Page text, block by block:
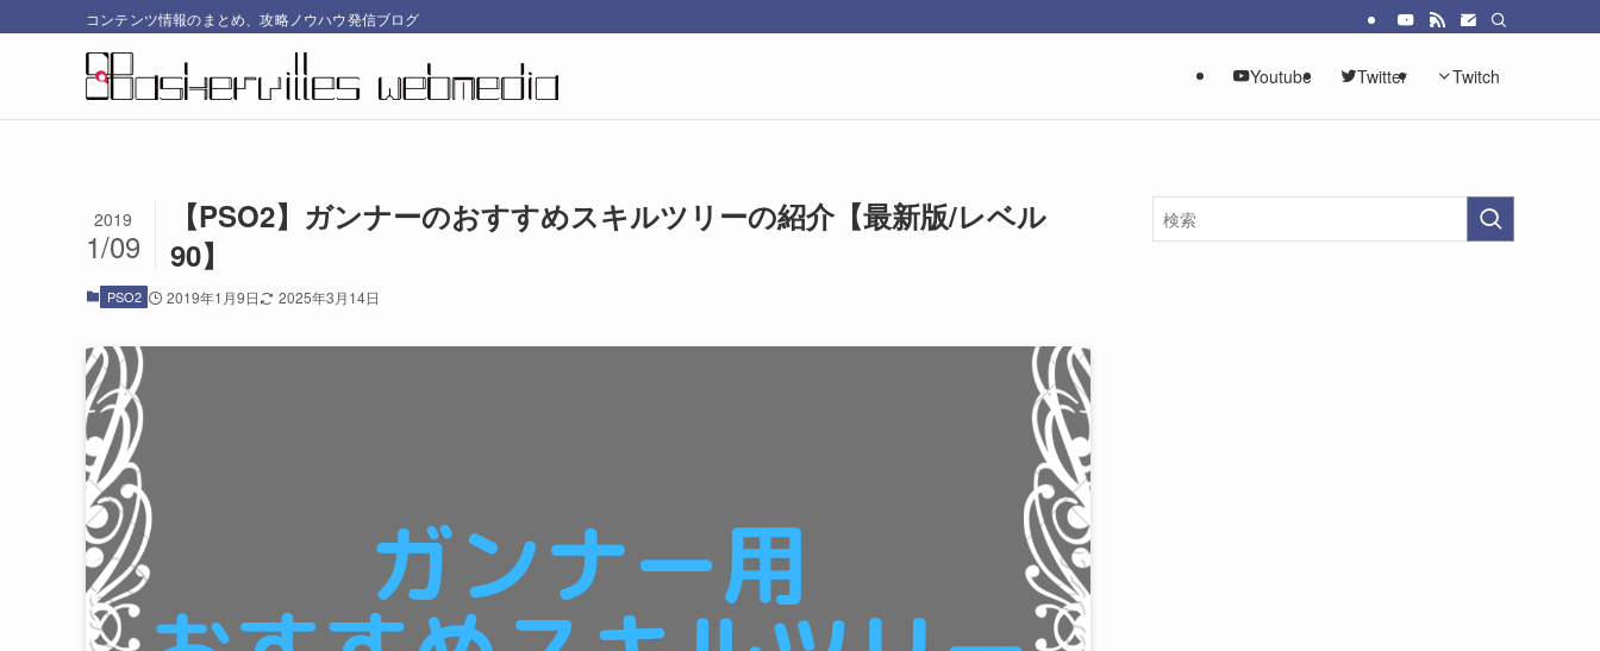
コンテンツ情報のまとめ、攻略ノウハウ発信ブログ
Youtube Twitter Twitch
【PSO2】ガンナーのおすすめスキルツリーの紹介【最新版/レベル
90】
2019
1/09
PSO2 2019年1月9日 2025年3月14日